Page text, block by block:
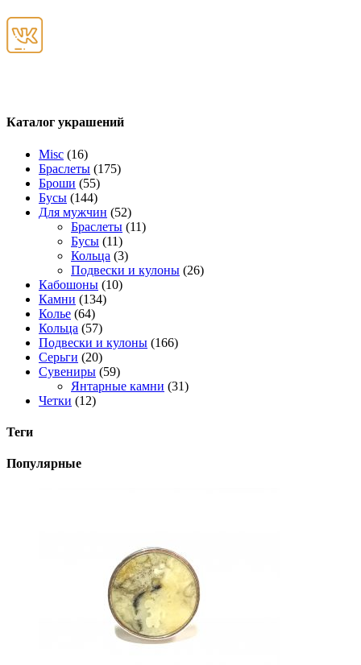
Каталог украшений
Misc (16)
Браслеты (175)
Броши (55)
Бусы (144)
Для мужчин (52)
Браслеты (11)
Бусы (11)
Кольца (3)
Подвески и кулоны (26)
Кабошоны (10)
Камни (134)
Колье (64)
Кольца (57)
Подвески и кулоны (166)
Серьги (20)
Сувениры (59)
Янтарные камни (31)
Четки (12)
Теги
Популярные